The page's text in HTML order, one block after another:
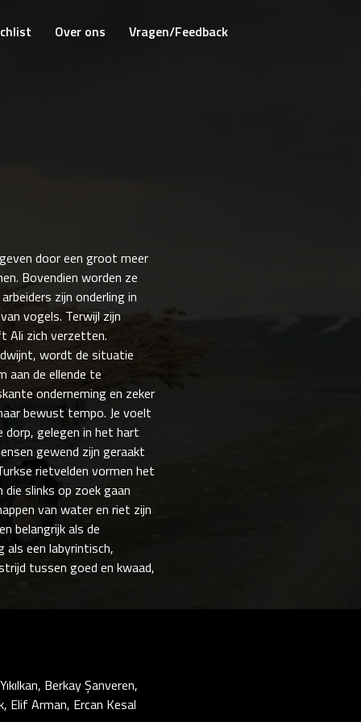
Over ons Vragen/Feedback
door een groot meer
Bovendien worden ze
zijn onderling in
vogels. Terwijl zijn
Ali zich verzetten.
wordt de situatie
aan de ellende te
onderneming en zeker
bewust tempo. Je voelt
dorp, gelegen in het hart
gewend zijn geraakt
rietvelden vormen het
die slinks op zoek gaan
van water en riet zijn
belangrijk als de
als een labyrintisch,
tussen goed en kwaad,
Berkay Şanveren,
Elif Arman, Ercan Kesal